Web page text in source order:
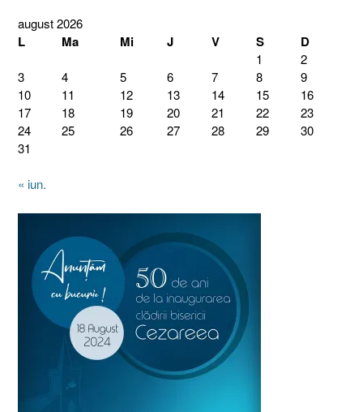
august 2026
L Ma Mi J V S D
1
2
3
4 5 6 7 8
9
10
11 12 13 14 15
16
17
18 19 20 21 22
23
24
25 26 27 28 29
30
31
« iun.